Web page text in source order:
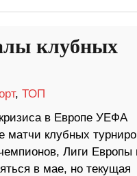
клубных
, ТОП
в Европе УЕФА
клубных
Лиги Европы
в мае, но текущая